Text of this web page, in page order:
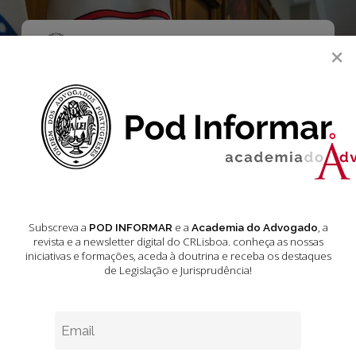
to
main
Menu
Acórdãos do
Tribunal da
Guimarães Junho
2025
×
Subscreva a POD INFORMARe a Academia do Advogado, a
revista e a newsletter digital do CRLisboa. conheça as nossas
iniciativas e formações, aceda à doutrina e receba os destaques
de Legislação e Jurisprudência!